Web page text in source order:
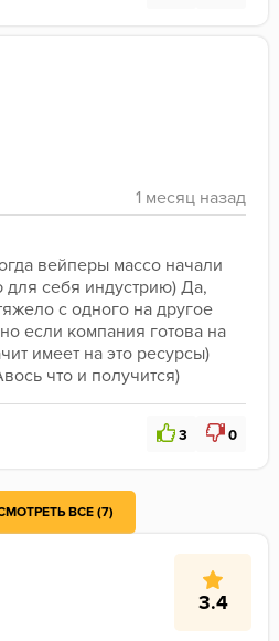
вейперы массо начали
для себя индустрию) Да,
с одного на другое
если компания готова на
имеет на это ресурсы)
что и получится)
3 0
ВСЕ (7)
3.4